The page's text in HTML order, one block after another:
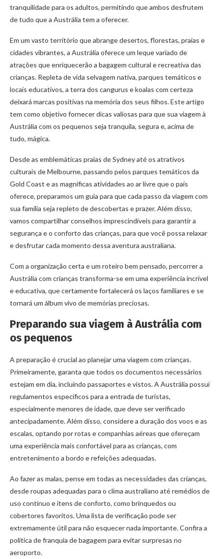
tranquilidade para os adultos, permitindo que ambos desfrutem
de tudo que a Austrália tem a oferecer.
Em um vasto território que abrange desertos, florestas, praias e
cidades vibrantes, a Austrália oferece um leque variado de
atrações que enriquecerão a bagagem cultural e recreativa das
crianças. Repleta de vida selvagem nativa, parques temáticos e
locais educativos, a terra dos cangurus e koalas com certeza
deixará marcas positivas na memória dos seus filhos. Este artigo
tem como objetivo fornecer dicas valiosas para que sua viagem à
Austrália com os pequenos seja tranquila, segura e, acima de
tudo, mágica.
Desde as emblemáticas praias de Sydney até os atrativos
culturais de Melbourne, passando pelos parques temáticos da
Gold Coast e as magníficas atividades ao ar livre que o país
oferece, preparamos um guia para que cada passo da viagem com
sua família seja repleto de descobertas e prazer. Além disso,
vamos compartilhar conselhos imprescindíveis para garantir a
segurança e o conforto das crianças, para que você possa relaxar
e desfrutar cada momento dessa aventura australiana.
Com a organização certa e um roteiro bem pensado, percorrer a
Austrália com crianças transforma-se em uma experiência incrível
e educativa, que certamente fortalecerá os laços familiares e se
tornará um álbum vivo de memórias preciosas.
Preparando sua viagem à Austrália com
os pequenos
A preparação é crucial ao planejar uma viagem com crianças.
Primeiramente, garanta que todos os documentos necessários
estejam em dia, incluindo passaportes e vistos. A Austrália possui
regulamentos específicos para a entrada de turistas,
especialmente menores de idade, que deve ser verificado
antecipadamente. Além disso, considere a duração dos voos e as
escalas, optando por rotas e companhias aéreas que ofereçam
uma experiência mais confortável para as crianças, com
entretenimento a bordo e refeições adequadas.
Ao fazer as malas, pense em todas as necessidades das crianças,
desde roupas adequadas para o clima australiano até remédios de
uso contínuo e itens de conforto, como brinquedos ou
cobertores favoritos. Uma lista de verificação pode ser
extremamente útil para não esquecer nada importante. Confira a
política de franquia de bagagem para evitar surpresas no
aeroporto.